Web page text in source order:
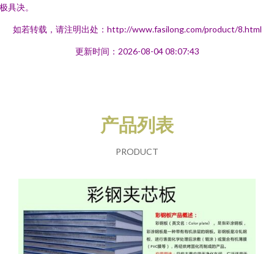
具决。
如若转载，请注明出处：http://www.fasilong.com/product/8.html
更新时间：2026-08-04 08:07:43
产品列表
PRODUCT